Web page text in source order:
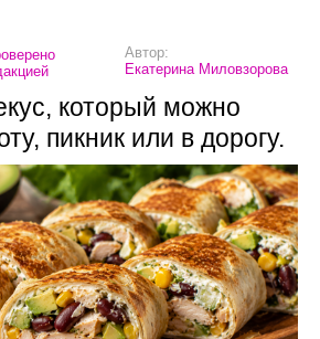
Автор:
Екатерина Миловзорова
который можно
пикник или в дорогу.